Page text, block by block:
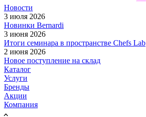
Новости
3 июля 2026
Новинки Bernardi
3 июня 2026
Итоги семинара в пространстве Chefs Lab
2 июня 2026
Новое поступление на склад
Каталог
Услуги
Бренды
Акции
Компания